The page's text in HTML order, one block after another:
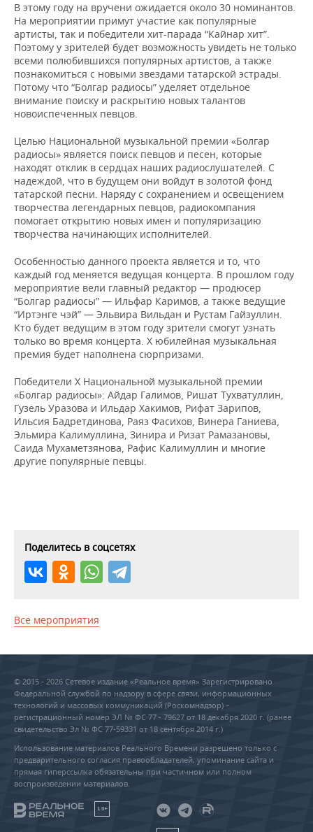
ТЕЛЕКОММУНИКАЦИИ
БИЗНЕС-БРАНЧИ
ONLINE-КОНФЕРЕНЦИИ
ОТКРЫТАЯ ЛЕКЦИЯ
ФУТБОЛ
ХОККЕЙ
БАСКЕТБОЛ
ВОЛЕЙБОЛ
КИБЕРСПОРТ
ФИГУРНОЕ КАТАНИЕ
ВОДНЫЕ ВИДЫ СПОРТА
ХОККЕЙ С МЯЧОМ
НОВОСТИ ОБЩЕСТВА
ВЛАСТЬ
ИНФРАСТРУКТУРА
ИСТОРИЯ
КУЛЬТУРА
МЕДИЦИНА
ОБРАЗОВАНИЕ
ПРОИСШЕСТВИЯ
ФОТОГАЛЕРЕЯ
СЮЖЕТЫ
СПРАВОЧНИК
СПИСОК ПЕРСОН
СПИСОК КОМПАНИЙ
ПОЛНАЯ ВЕРСИЯ
В этому году на вручени ожидается около 30 номинантов.
На мероприятии примут участие как популярные
артисты, так и победители хит-парада “Кайнар хит”.
Поэтому у зрителей будет возможность увидеть не только
всеми полюбившихся популярных артистов, а также
познакомиться с новыми звездами татарской эстрады.
Потому что “Болгар радиосы” уделяет отдельное
внимание поиску и раскрытию новых талантов
новоиспеченных певцов.
Целью Национальной музыкальной премии «Болгар
радиосы» является поиск певцов и песен, которые
находят отклик в сердцах наших радиослушателей. С
надеждой, что в будущем они войдут в золотой фонд
татарской песни. Наряду с сохранением и освещением
творчества легендарных певцов, радиокомпания
помогает открытию новых имен и популяризацию
творчества начинающих исполнителей.
Особенностью данного проекта является и то, что
каждый год меняется ведущая концерта. В прошлом году
мероприятие вели главный редактор — продюсер
“Болгар радиосы” — Ильфар Каримов, а также ведущие
“Иртэнге чэй” — Эльвира Вильдан и Рустам Гайзуллин.
Кто будет ведущим в этом году зрители смогут узнать
только во время концерта. Х юбилейная музыкальная
премия будет наполнена сюрпризами.
Победители Х Национальной музыкальной премии
«Болгар радиосы»: Айдар Галимов, Ришат Тухватуллин,
Гузель Уразова и Ильдар Хакимов, Рифат Зарипов,
Ильсия Бадретдинова, Раяз Фасихов, Винера Ганиева,
Эльмира Калимуллина, Зинира и Ризат Рамазановы,
Саида Мухаметзянова, Рафис Калимуллин и многие
другие популярные певцы.
Поделитесь в соцсетях
Все мероприятия
© 2015 - 2026 Сетевое издание «Реальное время» Зарегистрировано
Федеральной службой по надзору в сфере связи, информационных
технологий и массовых коммуникаций (Роскомнадзор) –
регистрационный номер ЭЛ № ФС 77 - 79627 от 18 декабря 2020 г. (ранее
свидетельство Эл № ФС 77-59331 от 18 сентября 2014 г.)
Использование материалов Реального Времени разрешено только с
предварительного согласия правообладателей, упоминание сайта и
прямая гиперссылка обязательны при частичном или полном
воспроизведении материалов.
18+